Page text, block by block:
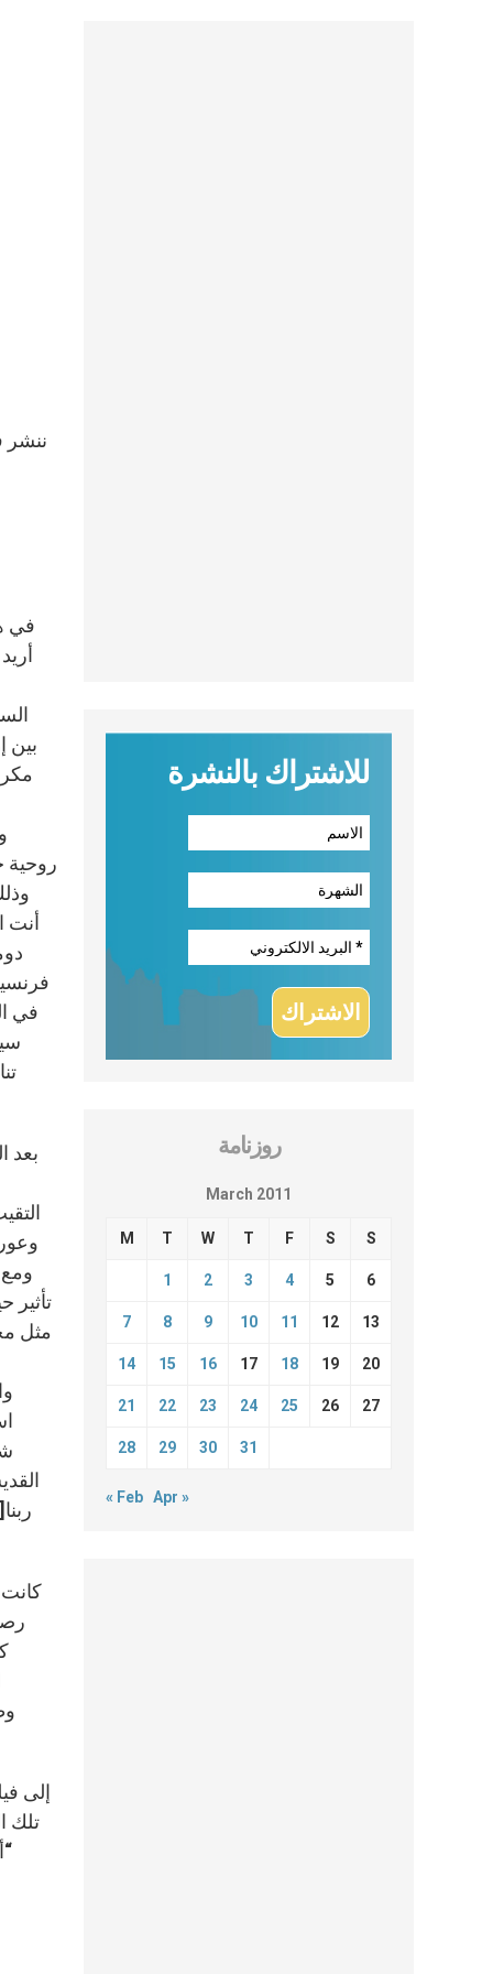
بين
روحية
أنت
في
تأثير
مثل
تلك
للاشتراك بالنشرة
روزنامة
March 2011
M T W T F S S
1 2 3 4 5 6
7 8 9 10 11 12 13
14 15 16 17 18 19 20
21 22 23 24 25 26 27
28 29 30 31
« Feb Apr »